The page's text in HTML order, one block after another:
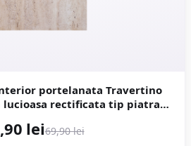
portelanata Travertino
lei69,90 lei